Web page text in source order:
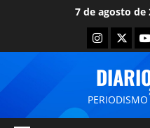
7 de agosto de